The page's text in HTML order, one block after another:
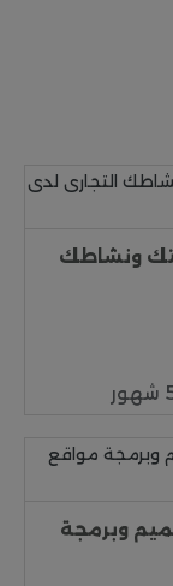
ونشاطك
وبرمجة